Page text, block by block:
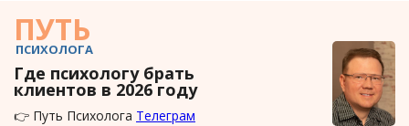
ПУТЬ
ПСИХОЛОГА
Где психологу брать
клиентов в 2026 году
👉 Путь Психолога Телеграм